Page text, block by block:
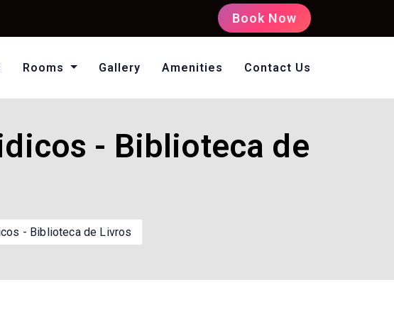
Book Now
Rooms Gallery Amenities Contact Us
- Biblioteca de
- Biblioteca de Livros